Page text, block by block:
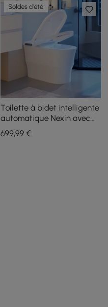
Soldes d'été
Toilette à bidet intelligente
automatique Nexin avec
écran en mousse et
aromathérapie
699,99€